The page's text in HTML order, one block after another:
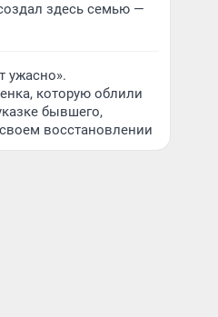
здесь семью —
ужасно».
которую облили
бывшего,
восстановлении